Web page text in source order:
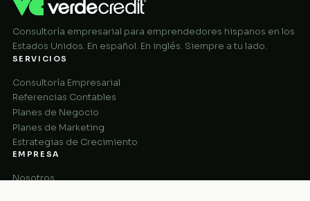
Consultoría empresarial para emprendedores hispanos en los
Estados Unidos. En español. En inglés. Siempre a tu lado.
SERVICIOS
Consultoría Empresarial
Referencias Contables
Planes de Negocio
Planes de Marketing
Estrategias de Crecimiento
EMPRESA
Nosotros